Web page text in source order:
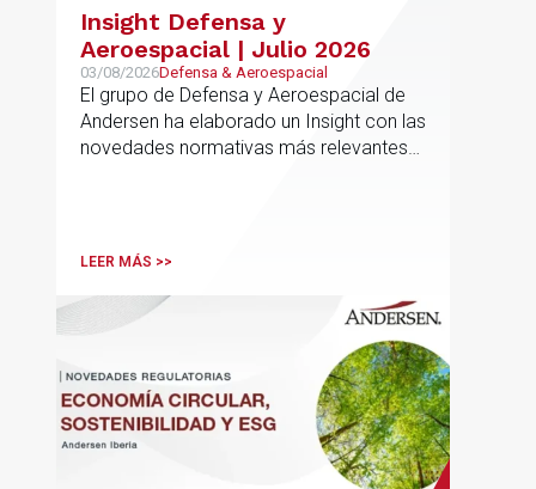
Insight Defensa y
Aeroespacial | Julio 2026
03/08/2026Defensa & Aeroespacial
El grupo de Defensa y Aeroespacial de
Andersen ha elaborado un Insight con las
novedades normativas más relevantes
LEER MÁS >>